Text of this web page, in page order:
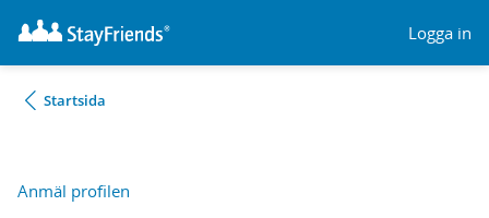
Logga in
Startsida
Anmäl profilen